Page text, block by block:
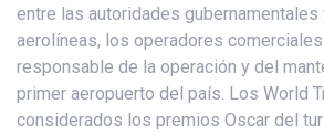
entre las autoridades gubernamentales
aerolíneas, los operadores
responsable de la operación y del
primer aeropuerto del país. Los World
considerados los premios Oscar del